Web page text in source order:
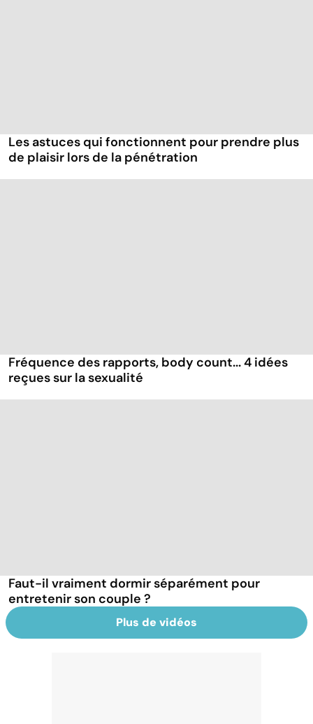
Les astuces qui fonctionnent pour prendre plus
de plaisir lors de la pénétration
Fréquence des rapports, body count... 4 idées
reçues sur la sexualité
Faut-il vraiment dormir séparément pour
entretenir son couple ?
Plus de vidéos